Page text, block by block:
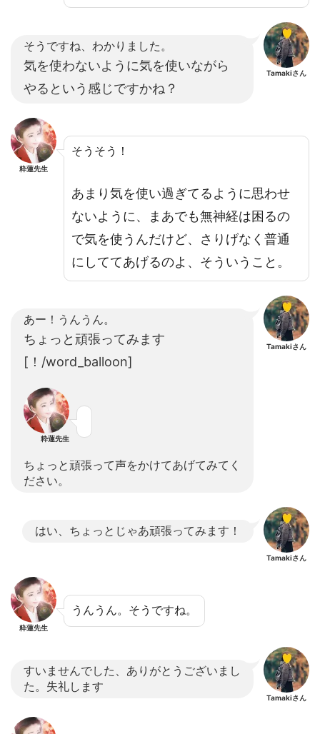
そうですね、わかりました。
気を使わないように気を使いながら
やるという感じですかね？
Tamakiさん
粋蓮先生
そうそう！
あまり気を使い過ぎてるように思わせ
ないように、まあでも無神経は困るの
で気を使うんだけど、さりげなく普通
にしててあげるのよ、そういうこと。
あー！うんうん。
ちょっと頑張ってみます
[！/word_balloon]
粋蓮先生
ちょっと頑張って声をかけてあげてみてく
ださい。
Tamakiさん
はい、ちょっとじゃあ頑張ってみます！
Tamakiさん
粋蓮先生
うんうん。そうですね。
すいませんでした、ありがとうございまし
た。失礼します
Tamakiさん